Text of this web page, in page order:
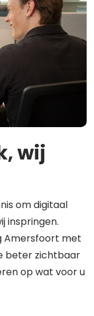
wij
om digitaal
inspringen.
Amersfoort met
beter zichtbaar
op wat voor u